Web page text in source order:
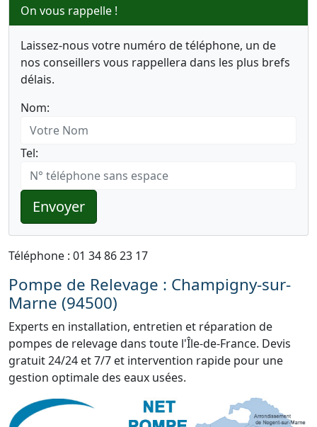
On vous rappelle !
Laissez-nous votre numéro de téléphone, un de
nos conseillers vous rappellera dans les plus brefs
délais.
Nom:
Tel:
Envoyer
Téléphone : 01 34 86 23 17
Pompe de Relevage : Champigny-sur-
Marne (94500)
Experts en installation, entretien et réparation de
pompes de relevage dans toute l'Île-de-France. Devis
gratuit 24/24 et 7/7 et intervention rapide pour une
gestion optimale des eaux usées.